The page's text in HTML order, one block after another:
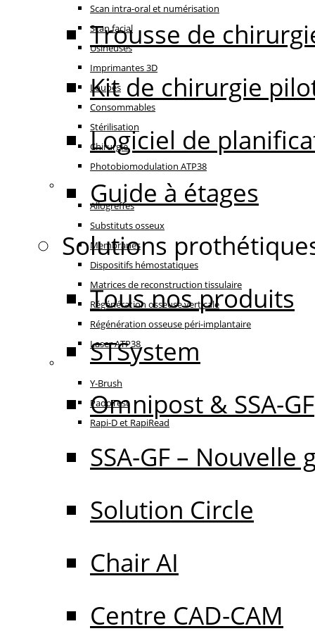
Scan intra-oral et numérisation
Scan facial
Usineuses
Imprimantes 3D
Loupes
Consommables
Stérilisation
Chirurgie
Photobiomodulation ATP38
Régénération
Allogreffes
Substituts osseux
Membranes
Dispositifs hémostatiques
Matrices de reconstruction tissulaire
Régénération osseuse verticale
Régénération osseuse péri-implantaire
Laser ATP38
Oral Care
Y-Brush
PadoTest
Rapi-D et RapiRead
Trousse de
Kit de chirurgie
Logiciel de
Guide à étages
Solutions
Tous nos produits
STSystem
Omnipost & SSA-GF
SSA-GF – Nouvelle
Solution Circle
Chair AI
Centre CAD-CAM